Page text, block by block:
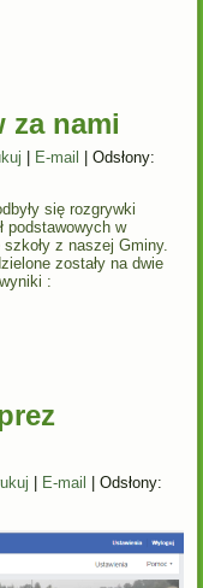
za nami
| E-mail |Odsłony:
się rozgrywki
podstawowych w
z naszej Gminy.
zostały na dwie
:
| E-mail |Odsłony: